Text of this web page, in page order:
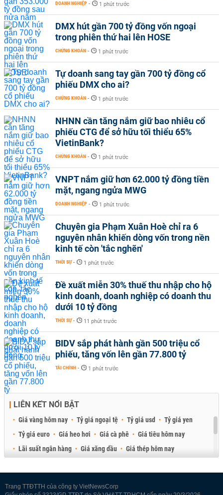
DOANH NGHIỆP - 1 phút trước
DMX hút gần 700 tỷ đồng vốn ngoại
trong phiên thứ hai lên HOSE
CHỨNG KHOÁN - 1 phút trước
Tự doanh sang tay gần 700 tỷ đồng cổ
phiếu DMX cho ai?
CHỨNG KHOÁN - 1 phút trước
NHNN cần tăng nắm giữ bao nhiêu cổ
phiếu CTG để sở hữu tối thiểu 65%
VietinBank?
CHỨNG KHOÁN - 1 phút trước
VNPT nắm giữ hơn 62.000 tỷ đồng tiền
mặt, ngang ngửa MWG
DOANH NGHIỆP - 1 phút trước
Chuyên gia Phạm Xuân Hoè chỉ ra 6
nguyên nhân khiến dòng vốn trong nền
kinh tế còn 'tắc nghẽn'
THỜI SỰ - 1 phút trước
Đề xuất miễn 30% thuế thu nhập cho hộ
kinh doanh, doanh nghiệp có doanh thu
dưới 10 tỷ đồng
THỜI SỰ - 11 phút trước
BIDV sắp phát hành gần 500 triệu cổ
phiếu, tăng vốn lên gần 77.800 tỷ
TÀI CHÍNH - 1 phút trước
LIÊN KẾT NỔI BẬT
Giá vàng hôm nay Tỷ giá ngoại tệ Tỷ giá usd
Tỷ giá yen
Tỷ giá euro
Giá heo hơi Giá cà phê
Giá tiêu hôm nay
Lãi suất ngân hàng
Giá xăng dầu
Giá thép hôm nay
Trang TTĐTTH của công ty VietNewsCorp